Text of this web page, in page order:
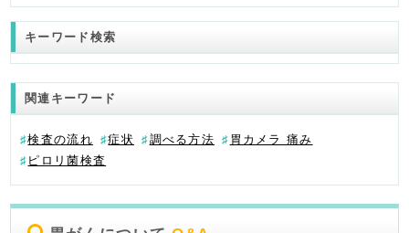
キーワード検索
関連キーワード
検査の流れ 症状 調べる方法
胃カメラ 痛み
ピロリ菌検査